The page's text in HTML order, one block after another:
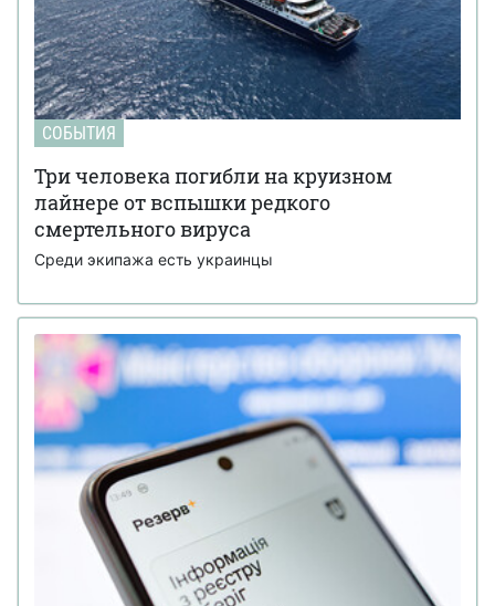
СОБЫТИЯ
Три человека погибли на круизном
лайнере от вспышки редкого
смертельного вируса
Среди экипажа есть украинцы